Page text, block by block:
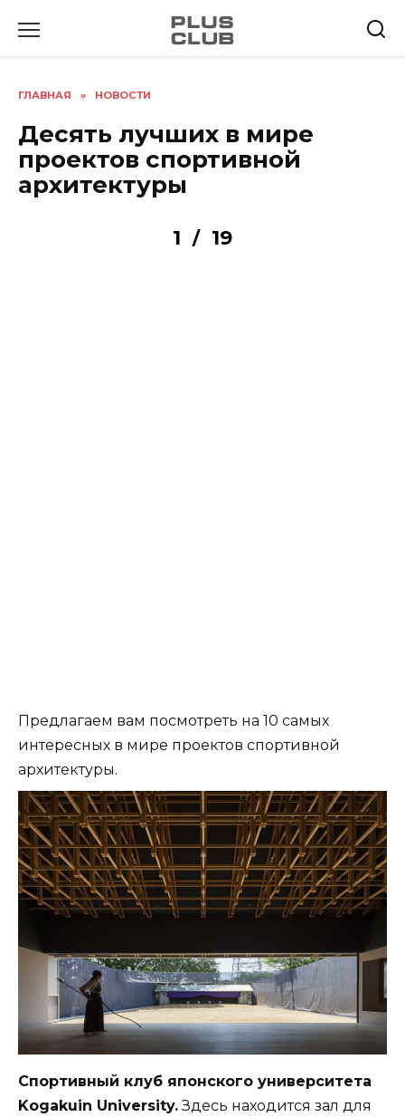
ГЛАВНАЯ » НОВОСТИ
Десять лучших в мире
проектов спортивной
архитектуры
1 / 19
Предлагаем вам посмотреть на 10 самых
интересных в мире проектов спортивной
архитектуры.
Спортивный клуб японского университета
Kogakuin University.Здесь находится зал для